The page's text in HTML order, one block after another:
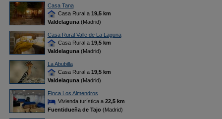
Casa Tana
Casa Rural a 19,5 km
Valdelaguna(Madrid)
Casa Rural Valle de La Laguna
Casa Rural a 19,5 km
Valdelaguna(Madrid)
La Abubilla
Casa Rural a 19,5 km
Valdelaguna(Madrid)
Finca Los Almendros
Vivienda turística a 22,5 km
Fuentidueña de Tajo(Madrid)